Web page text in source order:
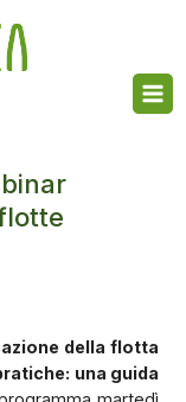
della flotta
una guida